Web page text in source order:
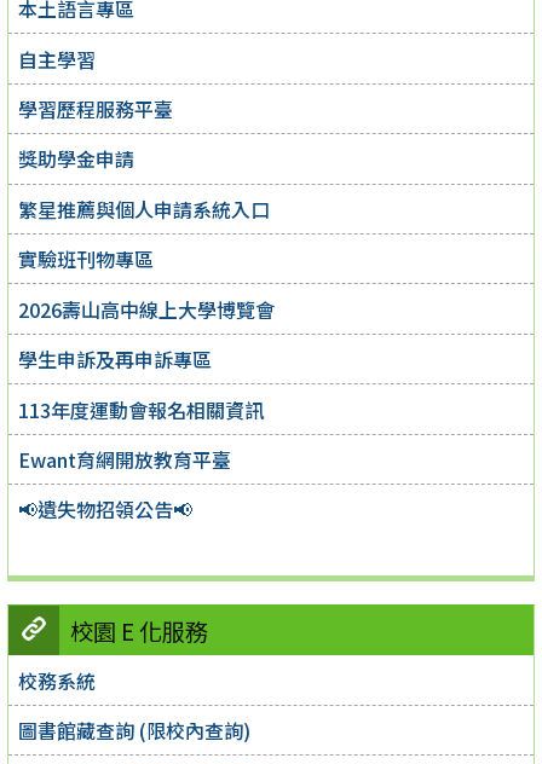
本土語言專區
自主學習
學習歷程服務平臺
獎助學金申請
繁星推薦與個人申請系統入口
實驗班刊物專區
2026壽山高中線上大學博覽會
學生申訴及再申訴專區
113年度運動會報名相關資訊
Ewant育網開放教育平臺
📢遺失物招領公告📢
校園 E 化服務
校務系統
圖書館藏查詢 (限校內查詢)